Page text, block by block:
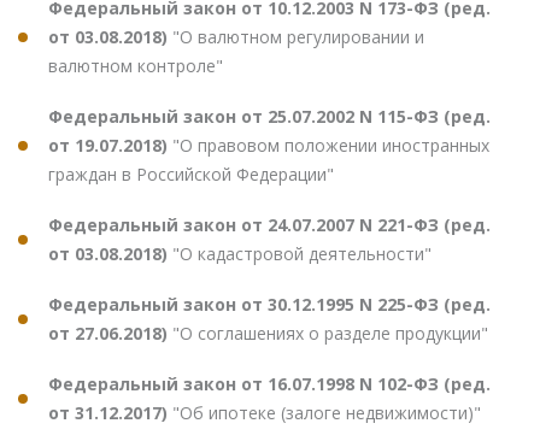
Федеральный закон от 10.12.2003 N 173-ФЗ (ред.
от 03.08.2018) "О валютном регулировании и
валютном контроле"
Федеральный закон от 25.07.2002 N 115-ФЗ (ред.
от 19.07.2018) "О правовом положении иностранных
граждан в Российской Федерации"
Федеральный закон от 24.07.2007 N 221-ФЗ (ред.
от 03.08.2018) "О кадастровой деятельности"
Федеральный закон от 30.12.1995 N 225-ФЗ (ред.
от 27.06.2018) "О соглашениях о разделе продукции"
Федеральный закон от 16.07.1998 N 102-ФЗ (ред.
от 31.12.2017) "Об ипотеке (залоге недвижимости)"